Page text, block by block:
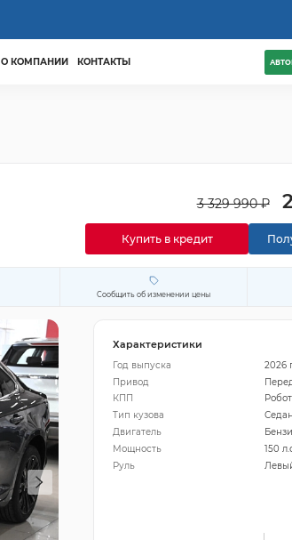
О КОМПАНИИ КОНТАКТЫ
3 329 990 ₽
Купить в кредит
Сообщить об изменении цены
Характеристики
Год выпуска
2026
Привод
КПП
Робот
Тип кузова
Седан
Двигатель
Мощность
150
Руль